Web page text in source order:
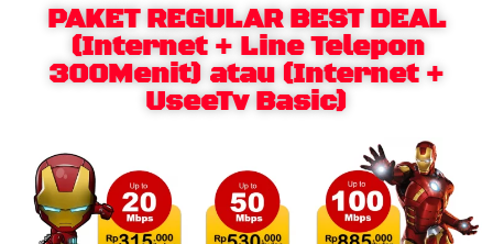
PAKET REGULAR BEST DEAL
(Internet + Line Telepon
300Menit) atau (Internet +
UseeTv Basic)